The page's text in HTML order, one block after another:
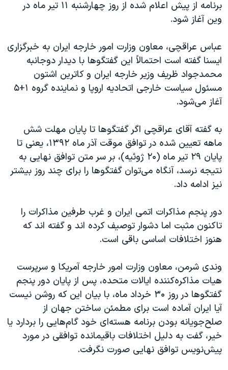
برنامه از پیش اعلام شده از روز چهارشنبه ۱۱ تیر ماه در
وین آغاز شود.
عباس عراقچی، معاون وزارت امور خارجه ایران به خبرگزاری
ایسنا گفته است احتمالاً این گفتگوها با دیدار دوجانبه
محمدجواد ظریف وزیر خارجه ایران و کاترین اشتون
مسئول سیاست خارجی اتحادیه اروپا و نماینده گروه ۱+۵
آغاز می‌شود.
به گفته آقای عراقچی اگر گفتگوها تا پایان مهلت شش
ماهه تعیین شده در توافق موقت آذر ماه ۱۳۹۲، یعنی تا
پایان ۲۹ تیر ماه (۲۰ ژوئیه)، بر سر متن توافق نهایی به
نتیجه نرسد، آنگاه می‌توان گفتگوها را برای چند روز بیشتر
نیز ادامه داد.
دور پنجم مذاکرات اتمی ایران و غرب طرفین مذاکرات را
تاکنون مثبت اما دشوار توصیف کرده اند و گفته اند که
هنوز اختلافات اساسی باقی است.
وندی شرمن، معاون وزارت امور خارجه آمریکا و سرپرست
هیات مذاکره‌کننده ایالات متحده، پس از پایان دور پنجم
گفتگوها در روز ۳۰ خرداد ماه، با بیان این که روشن نیست
آیا ایران آماده است برای مطمئن ساختن جهان از
صلح‌جویانه بودن برنامه هسته‌ای خود گام‌هایی را بردارد یا
خیر، گفت به دلیل اختلافات باقیمانده توافقی در مورد
پیش‌نویس توافق نهایی صورت نگرفت.